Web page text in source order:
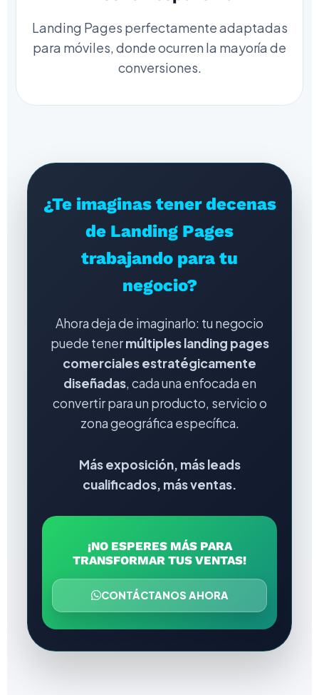
Landing Pages perfectamente adaptadas
para móviles, donde ocurren la mayoría de
conversiones.
¿Te imaginas tener decenas
de Landing Pages
trabajando para tu
negocio?
Ahora deja de imaginarlo: tu negocio
puede tenermúltiples landing pages
comerciales estratégicamente
diseñadas, cada una enfocada en
convertir para un producto, servicio o
zona geográfica específica.
Más exposición, más leads
cualificados, más ventas.
¡NO ESPERES MÁS PARA
TRANSFORMAR TUS VENTAS!
CONTÁCTANOS AHORA